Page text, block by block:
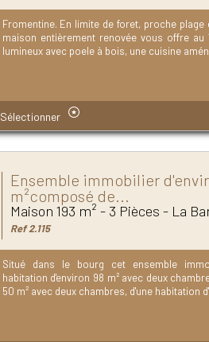
Fromentine. En limite de foret, proche
maison entièrement renovée vous offre au
lumineux avec poele à bois, une cuisine
Sélectionner
Ensemble immobilier
m²composé de...
Maison 193 m² - 3 Pièces - La
Ref 2.115
Situé dans le bourg cet ensemble
habitation d'environ 98 m² avec deux
50 m² avec deux chambres, d'une habitation